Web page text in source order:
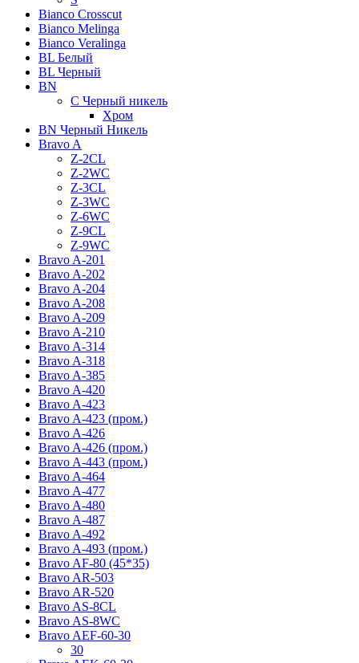
Bianco Crosscut
Bianco Melinga
Bianco Veralinga
BL Белый
BL Черный
BN
C Черный никель
Хром
BN Черный Никель
Bravo A
Z-2CL
Z-2WC
Z-3CL
Z-3WC
Z-6WC
Z-9CL
Z-9WC
Bravo A-201
Bravo A-202
Bravo A-204
Bravo A-208
Bravo A-209
Bravo A-210
Bravo A-314
Bravo A-318
Bravo A-385
Bravo A-420
Bravo A-423
Bravo A-423 (пром.)
Bravo A-426
Bravo A-426 (пром.)
Bravo A-443 (пром.)
Bravo A-464
Bravo A-477
Bravo A-480
Bravo A-487
Bravo A-492
Bravo A-493 (пром.)
Bravo AF-80 (45*35)
Bravo AR-503
Bravo AR-520
Bravo AS-8CL
Bravo AS-8WC
Bravo AЕF-60-30
30